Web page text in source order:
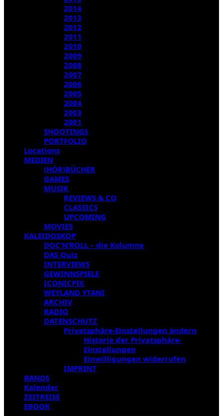
2014
2013
2012
2011
2010
2009
2008
2007
2006
2005
2004
2003
2001
SHOOTINGS
PORTFOLIO
Locations
MEDIEN
(HÖR)BÜCHER
GAMES
MUSIK
REVIEWS & CO
CLASSICS
UPCOMING
MOVIES
KALEIDOSKOP
DOC’N’ROLL – die Kolumne
DAS Quiz
INTERVIEWS
GEWINNSPIELE
ICONICPIX
WEYLAND YTANI
ARCHIV
RADIO
DATENSCHUTZ
Privatsphäre-Einstellungen ändern
Historie der Privatsphäre-
Einstellungen
Einwilligungen widerrufen
IMPRINT
BANDS
Kalender
ZEITREISE
EBOOK